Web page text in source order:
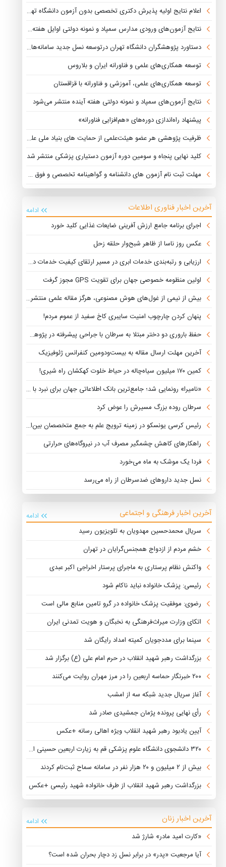
اعلام نتایج اولیه پذیرش دکتری تخصصی بدون آزمون دانشگاه تهران
نتایج آزمون‌های ورودی مدارس سمپاد و نمونه دولتی اوایل هفته آینده منتشر می‌شود
دستاورد پژوهشگران دانشگاه تهران درتوسعه نسل جدید سامانه‌های هوشمند
توسعه همکاری‌های علمی و فناورانه ایران و بلاروس
توسعه همکاری‌های علمی، آموزشی و فناورانه با قزاقستان
نتایج آزمون‌های سمپاد و نمونه دولتی هفته آینده منتشر می‌شود
پیشنهاد راه‌اندازی دوره‌های «هم‌افزایی فناورانه»
ظرفیت پژوهشی هر عضو هیئت‌علمی از حمایت های بنیاد ملی علم اعلام شد
کلید نهایی پنجاه و سومین دوره آزمون دستیاری پزشکی منتشر شد
مهلت ثبت نام آزمون های دانشنامه و گواهینامه تخصصی و فوق تخصصی تمدید شد
آخرین اخبار فناوری اطلاعات
ادامه
اجرای برنامه جامع ارزش آفرینی ضایعات غذایی کلید خورد
عکس روز ناسا از ظاهر شبح‌وار حلقه زحل
ارزیابی و رتبه‌بندی خدمات ابری در مسیر ارتقای کیفیت خدمات دیجیتال
اولین منظومه خصوصی جهان برای تقویت GPS مجوز گرفت
بیش از نیمی از غول‌های هوش مصنوعی، هرگز مقاله علمی منتشر نکرده‌اند
پنهان کردن چارچوب امنیت سایبری کاخ سفید از عموم مردم!
حفظ باروری دو دختر مبتلا به سرطان با جراحی پیشرفته در پژوهشگاه رویان
آخرین مهلت ارسال مقاله به بیست‌ودومین کنفرانس ژئوفیزیک
کمین ۱۷۰ میلیون سیاه‌چاله در حیاط خلوت کهکشان راه شیری!
«نامیرا» رونمایی شد؛ جامع‌ترین بانک اطلاعاتی جهان برای نبرد با سرطان
سرطان روده بزرگ مسیرش را عوض کرد
رئیس کرسی یونسکو در زمینه ترویج علم به جمع متخصصان بین‌المللی یونسکو پیوست
راهکارهای کاهش چشمگیر مصرف آب در نیروگاه‌های حرارتی
فردا یک موشک به ماه می‌خورد
نسل جدید داروهای ضدسرطان از راه می‌رسد
آخرین اخبار فرهنگی و اجتماعی
ادامه
سریال محمدحسین مهدویان به تلویزیون رسید
خشم مردم از ازدواج همجنس‌گرایان در تهران
واکنش نظام پرستاری به ماجرای پرستار اخراجی اکبر عبدی
رئیسی: پزشک خانواده نباید ناکام شود
رضوی: موفقیت پزشک خانواده در گرو تامین منابع مالی است
اتکای وزارت میراث‌فرهنگی به نخبگان و هویت تمدنی ایران
سینما برای مددجویان کمیته امداد رایگان شد
بزرگداشت رهبر شهید انقلاب در حرم امام علی (ع) برگزار شد
۲۰۰ خبرنگار حماسه اربعین را در مرز مهران روایت می‌کنند
آغاز سریال جدید شبکه سه از امشب
رأی نهایی پرونده پژمان جمشیدی صادر شد
آیین یادبود رهبر شهید انقلاب ویژه اهالی رسانه +عکس
۳۲۰ دانشجوی دانشگاه علوم پزشکی قم به زیارت اربعین حسینی اعزام شدند
بیش از ۲ میلیون و ۲۰ هزار نفر در سامانه سماح ثبت‌نام کردند
بزرگداشت رهبر شهید انقلاب از طرف خانواده شهید رئیسی +عکس
آخرین اخبار زنان
ادامه
«کارت امید مادر» شارژ شد
آیا مرجعیت «پدر» در برابر نسل زد دچار بحران شده است؟